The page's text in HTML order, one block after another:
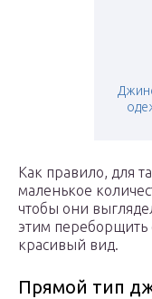
Как правило, для
маленькое
чтобы они
этим переборщить
красивый вид.
Прямой тип